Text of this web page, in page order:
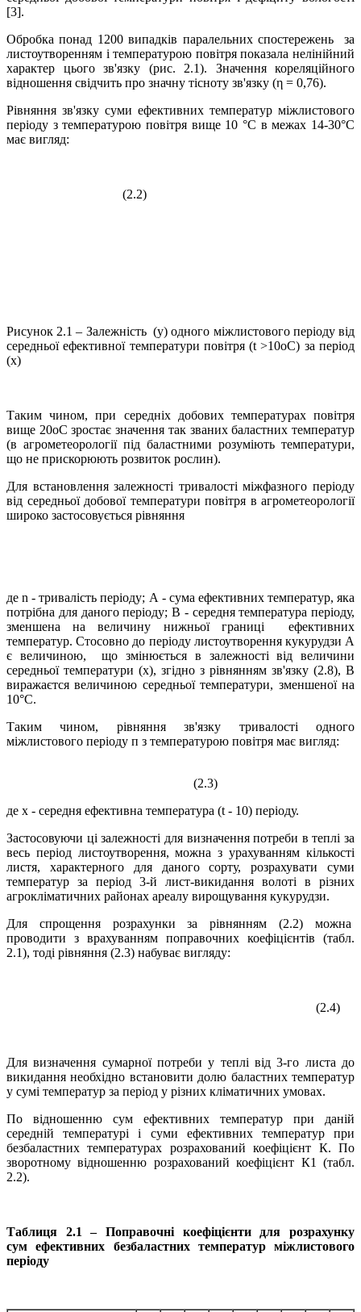
[3].
Обробка понад 1200 випадків паралельних спостережень за
листоутворенням і температурою повітря показала нелінійний
характер цього зв'язку (рис. 2.1). Значення кореляційного
відношення свідчить про значну тісноту зв'язку (η = 0,76).
Рівняння зв'язку суми ефективних температур міжлистового
періоду з температурою повітря вище 10 °С в межах 14-30°С
має вигляд:
(2.2)
Рисунок 2.1 – Залежність (y) одного міжлистового періоду від
середньої ефективної температури повітря (t >10оC) за період
(х)
Таким чином, при середніх добових температурах повітря
вище 20оС зростає значення так званих баластних температур
(в агрометеорології під баластними розуміють температури,
що не прискорюють розвиток рослин).
Для встановлення залежності тривалості міжфазного періоду
від середньої добової температури повітря в агрометеорології
широко застосовується рівняння
де n - тривалість періоду; А - сума ефективних температур, яка
потрібна для даного періоду; B - середня температура періоду,
зменшена на величину нижньої границі ефективних
температур. Стосовно до періоду листоутворення кукурудзи А
є величиною, що змінюється в залежності від величини
середньої температури (х), згідно з рівнянням зв'язку (2.8), В
виражаєтся величиною середньої температури, зменшеної на
10°С.
Таким чином, рівняння зв'язку тривалості одного
міжлистового періоду п з температурою повітря має вигляд:
(2.3)
де х - середня ефективна температура (t - 10) періоду.
Застосовуючи ці залежності для визначення потреби в теплі за
весь період листоутворення, можна з урахуванням кількості
листя, характерного для даного сорту, розрахувати суми
температур за період 3-й лист-викидання волоті в різних
агрокліматичних районах ареалу вирощування кукурудзи.
Для спрощення розрахунки за рівнянням (2.2) можна
проводити з врахуванням поправочних коефіцієнтів (табл.
2.1), тоді рівняння (2.3) набуває вигляду:
(2.4)
Для визначення сумарної потреби у теплі від 3-го листа до
викидання необхідно встановити долю баластних температур
у сумі температур за період у різних кліматичних умовах.
По відношенню сум ефективних температур при даній
середній температурі і суми ефективних температур при
безбаластних температурах розрахований коефіцієнт К. По
зворотному відношенню розрахований коефіцієнт К1 (табл.
2.2).
Таблиця 2.1 – Поправочні коефіцієнти для розрахунку
сумефективних безбаластних температур міжлистового
періоду